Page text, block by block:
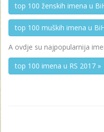
top 100 ženskih imena u
top 100 muških imena u
A ovdje su najpopularnija
top 100 imena u RS 2017 »